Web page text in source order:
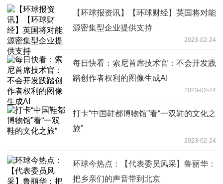
【环球报资讯】【环球财经】英国将对能
源密集型企业提供支持
2023-02-24
每日快看：索尼首席技术官：不会开发践
踏创作者权利的图像生成AI
2023-02-24
打卡“中国鞋都博物馆”看“一双鞋的文化之
旅”
2023-02-24
环球今热点：【代表委员风采】鲁丽华：
把乡亲们的声音带到北京